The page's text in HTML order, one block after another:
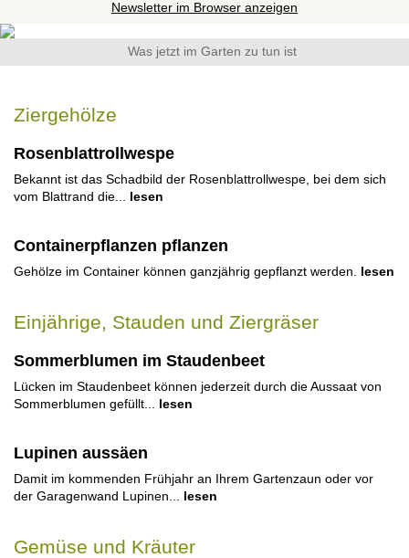
Newsletter im Browser anzeigen
Was jetzt im Garten zu tun ist
Ziergehölze
Rosenblattrollwespe
Bekannt ist das Schadbild der Rosenblattrollwespe, bei dem sich
vom Blattrand die...
lesen
Containerpflanzen pflanzen
Gehölze im Container können ganzjährig gepflanzt werden. lesen
Einjährige, Stauden und Ziergräser
Sommerblumen im Staudenbeet
Lücken im Staudenbeet können jederzeit durch die Aussaat von
Sommerblumen gefüllt...
lesen
Lupinen aussäen
Damit im kommenden Frühjahr an Ihrem Gartenzaun oder vor
der Garagenwand Lupinen...
lesen
Gemüse und Kräuter